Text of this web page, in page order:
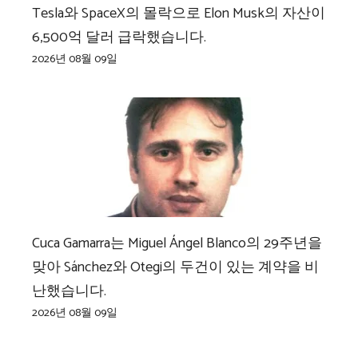
Tesla와 SpaceX의 몰락으로 Elon Musk의 자산이
6,500억 달러 급락했습니다.
2026년 08월 09일
Cuca Gamarra는 Miguel Ángel Blanco의 29주년을
맞아 Sánchez와 Otegi의 두건이 있는 계약을 비
난했습니다.
2026년 08월 09일